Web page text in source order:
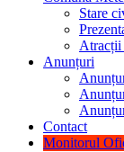
Stare
Atracții
Anunțuri
Contact
Monitorul